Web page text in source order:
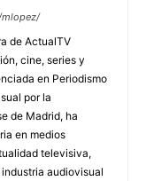
de ActualTV
cine, series y
en Periodismo
por la
de Madrid, ha
en medios
televisiva,
audiovisual